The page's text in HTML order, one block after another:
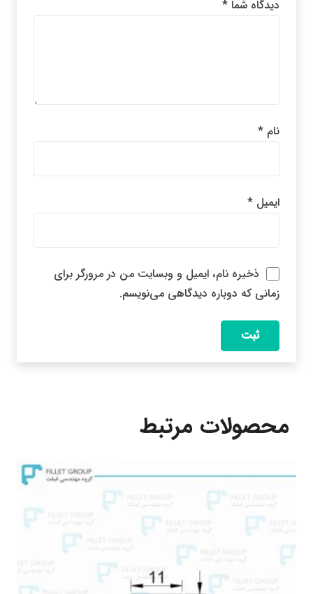
دیدگاه شما *
نام *
ایمیل *
ذخیره نام، ایمیل و وبسایت من در مرورگر برای
زمانی که دوباره دیدگاهی می‌نویسم.
محصولات مرتبط